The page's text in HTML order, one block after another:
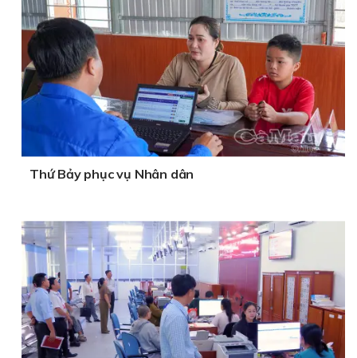
Thứ Bảy phục vụ Nhân dân